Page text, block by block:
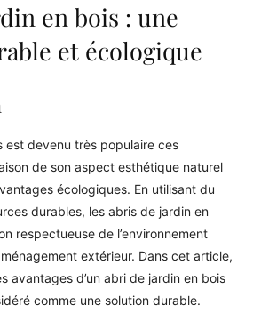
en bois : une
et écologique
est devenu très populaire ces
de son aspect esthétique naturel
écologiques. En utilisant du
durables, les abris de jardin en
respectueuse de l’environnement
extérieur. Dans cet article,
avantages d’un abri de jardin en bois
comme une solution durable.